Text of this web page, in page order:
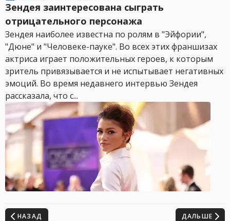
Зендея заинтересована сыграть
отрицательного персонажа
Зендея наиболее известна по ролям в "Эйфории",
"Дюне" и "Человеке-пауке". Во всех этих франшизах
актриса играет положительных героев, к которым
зритель привязывается и не испытывает негативных
эмоций. Во время недавнего интервью Зендея
рассказала, что с...
НАЗАД ДАЛЬШЕ